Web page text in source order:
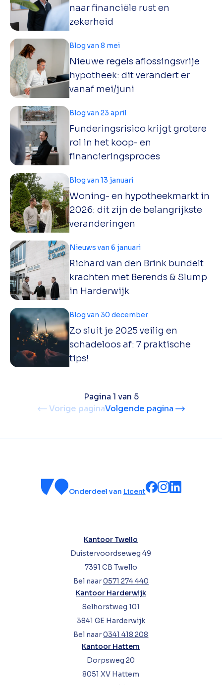
naar financiële rust en
zekerheid
Nieuwe regels aflossingsvrije
hypotheek: dit verandert er
vanaf mei/juni
Blog van 8 mei
Funderingsrisico krijgt grotere
rol in het koop- en
financieringsproces
Blog van 23 april
Woning- en hypotheekmarkt in
2026: dit zijn de belangrijkste
veranderingen
Blog van 13 januari
Richard van den Brink bundelt
krachten met Berends & Slump
in Harderwijk
Nieuws van 6 januari
Zo sluit je 2025 veilig en
schadeloos af: 7 praktische
tips!
Blog van 30 december
Pagina 1 van 5
Vorige paginaVolgende pagina
Onderdeel van Licent
Kantoor Twello
Duistervoordseweg 49
7391 CB Twello
Bel naar0571 274 440
Kantoor Harderwijk
Selhorstweg 101
3841 GE Harderwijk
Bel naar0341 418 208
Kantoor Hattem
Dorpsweg 20
8051 XV Hattem